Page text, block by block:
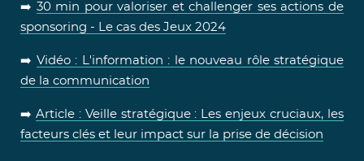
➡️ 30 min pour valoriser et challenger ses actions de
sponsoring - Le cas des Jeux 2024
➡️ Vidéo : L'information : le nouveau rôle stratégique
de la communication
➡️ Article : Veille stratégique : Les enjeux cruciaux, les
facteurs clés et leur impact sur la prise de décision